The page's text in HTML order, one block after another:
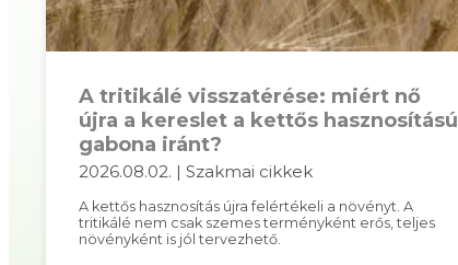
A tritikálé visszatérése: miért nő
újra a kereslet a kettős hasznosítású
gabona iránt?
2026.08.02. | Szakmai cikkek
A kettős hasznosítás újra felértékeli a növényt. A
tritikálé nem csak szemes terményként erős, teljes
növényként is jól tervezhető.